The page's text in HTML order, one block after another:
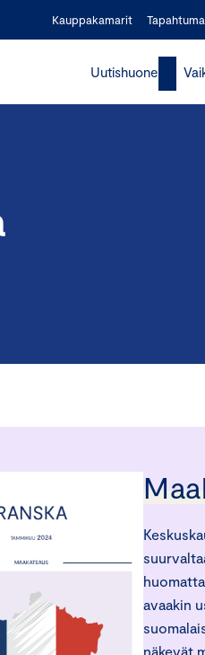
Kauppakamarit
Uutishuone
avaakin
näkevät